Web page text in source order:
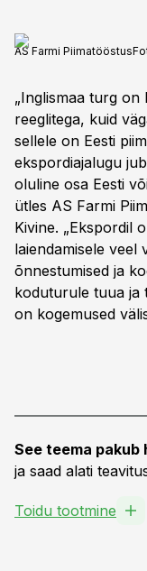
AS Farmi Piimatööstus
„Inglismaa turg on
reeglitega, kuid
sellele on Eesti
ekspordiajalugu
oluline osa Eesti
ütles AS Farmi
Kivine. „Ekspordil
laiendamisele veel
õnnestumised ja
koduturule tuua ja
on kogemused
See teema pakub
ja saad alati
Toidu tootmine